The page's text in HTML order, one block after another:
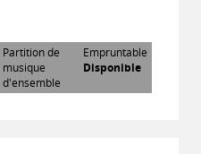
Partition de
musique
d'ensemble
Empruntable
Disponible